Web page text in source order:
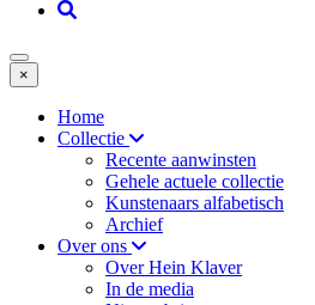
×
Home
Collectie
Recente aanwinsten
Gehele actuele collectie
Kunstenaars alfabetisch
Archief
Over ons
Over Hein Klaver
In de media